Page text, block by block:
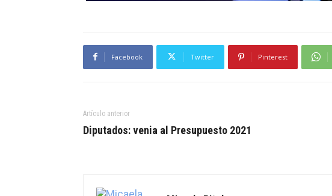
Facebook Twitter Pinterest
Artículo anterior
Diputados: venia al Presupuesto 2021